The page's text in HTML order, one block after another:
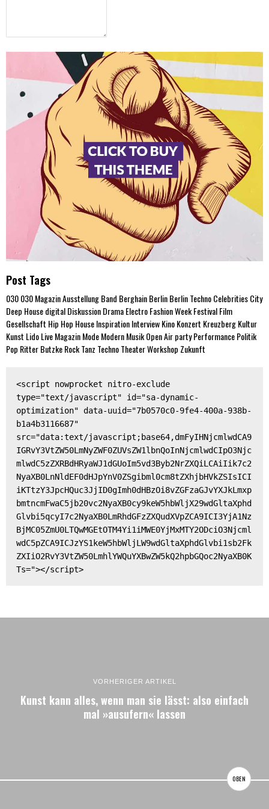
Post Tags
030030 MagazinAusstellungBand BerghainBerlinBerlin TechnoCelebritiesCity
Deep HousedigitalDiskussionDramaElectroFashion WeekFestivalFilm
Gesellschaft Hip Hop HouseInspirationInterviewKinoKonzert KreuzbergKultur
Kunst LidoLiveMagazinModeModernMusikOpen AirpartyPerformancePolitik
Pop Ritter ButzkeRockTanz TechnoTheaterWorkshop Zukunft
<script nowprocket nitro-exclude
type="text/javascript" id="sa-dynamic-
optimization" data-uuid="7b0570c0-9fe4-400a-938b-
b1a4b3116687"
src="data:text/javascript;base64,dmFyIHNjcmlwdCA9
IGRvY3VtZW50LmNyZWF0ZUVsZW1lbnQoInNjcmlwdCIpO3Njc
mlwdC5zZXRBdHRyaWJ1dGUoIm5vd3Byb2NrZXQiLCAiIik7c2
NyaXB0LnNldEF0dHJpYnV0ZSgibml0cm8tZXhjbHVkZSIsICI
iKTtzY3JpcHQuc3JjID0gImh0dHBzOi8vZGFzaGJvYXJkLmxp
bmtncmFwaC5jb20vc2NyaXB0cy9keW5hbWljX29wdGltaXphd
Glvbi5qcyI7c2NyaXB0LmRhdGFzZXQudXVpZCA9ICI3YjA1Nz
BjMC05ZmU0LTQwMGEtOTM4Yi1iMWE0YjMxMTY2ODciO3Njcml
wdC5pZCA9ICJzYS1keW5hbWljLW9wdGltaXphdGlvbi1sb2Fk
ZXIiO2RvY3VtZW50LmhlYWQuYXBwZW5kQ2hpbGQoc2NyaXB0K
Ts="></script>
VORHERIGER ARTIKEL
Kunst kann alles, wenn man sie lässt: also einfach
mal »ausufern« lassen
OBEN